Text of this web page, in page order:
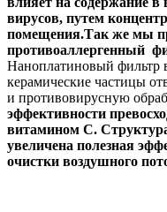
вирусов, путем
помещения.Так же мы
противоаллергенный
Наноплатиновый фильтр
керамические частицы
и противовирусную
эффективности
витамином С.
увеличена полезная
очистки воздушного